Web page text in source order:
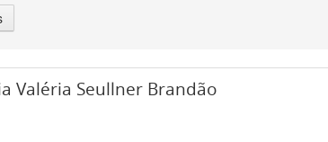
Valéria Seullner Brandão